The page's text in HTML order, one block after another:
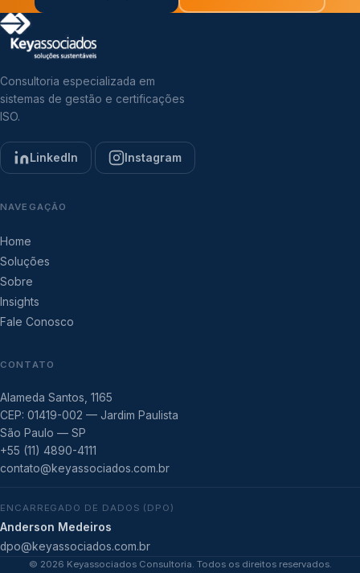
Consultoria especializada em
sistemas de gestão e certificações
ISO.
LinkedIn Instagram
NAVEGAÇÃO
Home
Soluções
Sobre
Insights
Fale Conosco
CONTATO
Alameda Santos, 1165
CEP: 01419-002 — Jardim Paulista
São Paulo — SP
+55 (11) 4890-4111
contato@keyassociados.com.br
ENCARREGADO DE DADOS (DPO)
Anderson Medeiros
dpo@keyassociados.com.br
© 2026 Keyassociados Consultoria. Todos os direitos reservados.